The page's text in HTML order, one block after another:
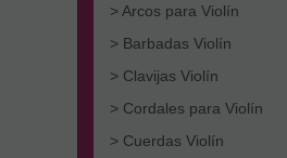
> Arcos para Violín
> Barbadas Violín
> Clavijas Violín
> Cordales para Violín
> Cuerdas Violín